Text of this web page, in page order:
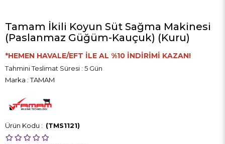
Tamam İkili Koyun Süt Sağma Makinesi
(Paslanmaz Güğüm-Kauçuk) (Kuru)
*HEMEN HAVALE/EFT İLE AL %10 İNDİRİMİ KAZAN!
Tahmini Teslimat Süresi : 5 Gün
Marka : TAMAM
(TMS1121)